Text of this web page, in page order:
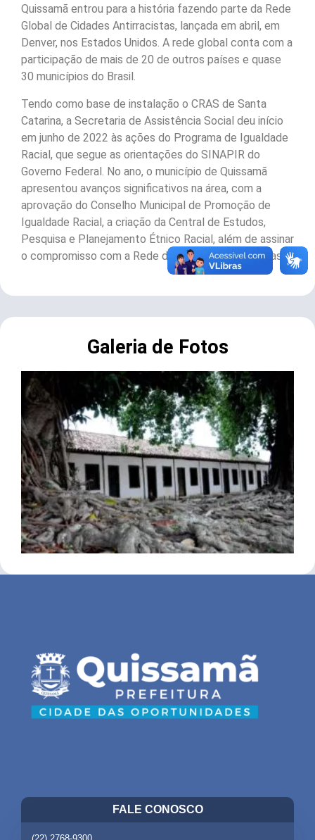
Quissamã entrou para a história fazendo parte da Rede
Global de Cidades Antirracistas, lançada em abril, em
Denver, nos Estados Unidos. A rede global conta com a
participação de mais de 20 de outros países e quase
30 municípios do Brasil.
Tendo como base de instalação o CRAS de Santa
Catarina, a Secretaria de Assistência Social deu início
em junho de 2022 às ações do Programa de Igualdade
Racial, que segue as orientações do SINAPIR do
Governo Federal. No ano, o município de Quissamã
apresentou avanços significativos na área, com a
aprovação do Conselho Municipal de Promoção de
Igualdade Racial, a criação da Central de Estudos,
Pesquisa e Planejamento Étnico Racial, além de assinar
o compromisso com a Rede de Cidades Antirracistas.
Galeria de Fotos
FALE CONOSCO